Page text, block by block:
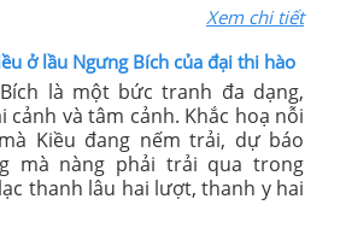
Xem chi tiết
ở lầu Ngưng Bích của đại thi hào
là một bức tranh đa dạng,
cảnh và tâm cảnh. Khắc hoạ nỗi
Kiều đang nếm trải, dự báo
mà nàng phải trải qua trong
thanh lâu hai lượt, thanh y hai